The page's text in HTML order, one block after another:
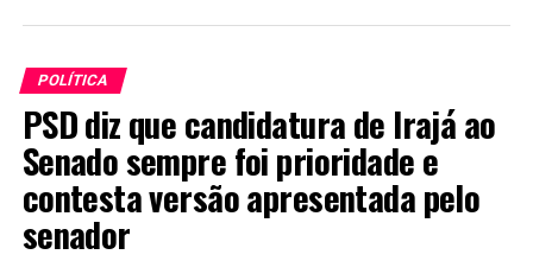
POLÍTICA
PSD diz que candidatura de Irajá ao
Senado sempre foi prioridade e
contesta versão apresentada pelo
senador